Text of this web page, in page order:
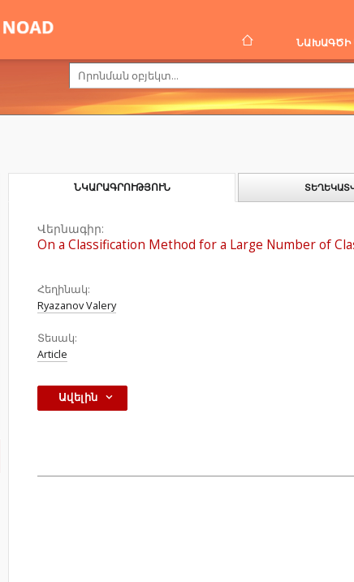
ՆԱԽԱԳԾԻ
ՆԿԱՐԱԳՐՈՒԹՅՈՒՆ
Վերնագիր:
On a Classification Method for a Large Number of
Հեղինակ:
Ryazanov Valery
Տեսակ:
Article
Ավելին